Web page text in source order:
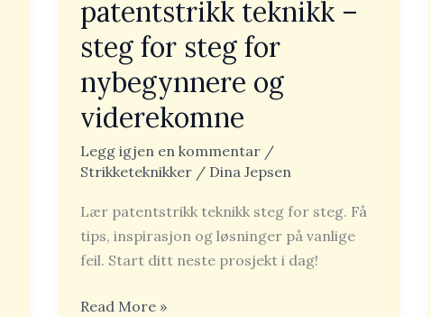
patentstrikk teknikk –
steg for steg for
nybegynnere og
viderekomne
Legg igjen en kommentar /
Strikketeknikker/ Dina Jepsen
Lær patentstrikk teknikk steg for steg. Få
tips, inspirasjon og løsninger på vanlige
feil. Start ditt neste prosjekt i dag!
viderekomne
Read More »